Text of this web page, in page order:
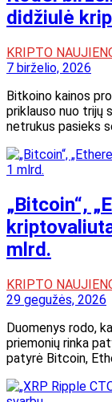
didžiulė
KRIPTO
7 birželio, 2026
Bitkoino kainos
priklauso nuo trijų
netrukus pasieks
„Bitcoin“,
mlrd.
KRIPTO
29 gegužės, 2026
Duomenys rodo,
priemonių rinka
patyrė Bitcoin,